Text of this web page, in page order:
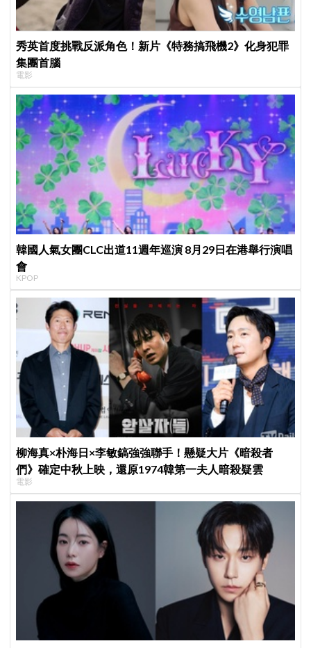
秀英首度挑戰反派角色！新片《特務搞飛機2》化身犯罪
集團首腦
電影
韓國人氣女團CLC出道11週年巡演 8月29日在港舉行演唱
會
KPOP
柳海真×朴海日×李敏鎬強強聯手！懸疑大片《暗殺者
們》確定中秋上映，還原1974韓第一夫人暗殺疑雲
電影